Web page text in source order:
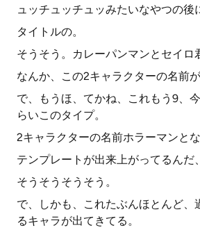
ュッチュッチュッみたいなやつの後
タイトルの。
そうそう。カレーパンマンとセイロ
なんか、この2キャラクターの名前が
で、もうほ、てかね、これもう9、
らいこのタイプ。
2キャラクターの名前ホラーマンと
テンプレートが出来上がってるんだ
そうそうそうそう。
で、しかも、これたぶんほとんど、
るキャラが出てきてる。